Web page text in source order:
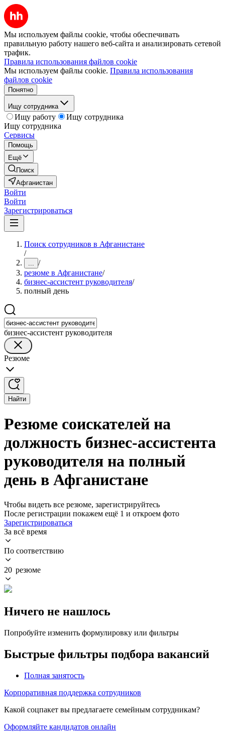
Мы используем файлы cookie, чтобы обеспечивать
правильную работу нашего веб-сайта и анализировать сетевой
трафик.
Правила использования файлов cookie
Мы используем файлы cookie. Правила использования
файлов cookie
Понятно
Ищу сотрудника
Ищу работу
Ищу сотрудника
Ищу сотрудника
Сервисы
Помощь
Ещё
Поиск
Афганистан
Войти
Войти
Зарегистрироваться
Поиск сотрудников в Афганистане
/
... /
резюме в Афганистане/
бизнес-ассистент руководителя/
полный день
бизнес-ассистент руководителя
Резюме
Найти
Резюме соискателей на
должность бизнес-ассистента
руководителя на полный
день в Афганистане
Чтобы видеть все резюме, зарегистрируйтесь
После регистрации покажем ещё 1 и откроем фото
Зарегистрироваться
За всё время
По соответствию
20 резюме
Ничего не нашлось
Попробуйте изменить формулировку или фильтры
Быстрые фильтры подбора вакансий
Полная занятость
Корпоративная поддержка сотрудников
Какой соцпакет вы предлагаете семейным сотрудникам?
Оформляйте кандидатов онлайн